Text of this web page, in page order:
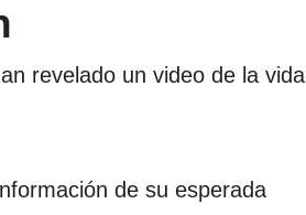
revelado un video de la vida
de su esperada